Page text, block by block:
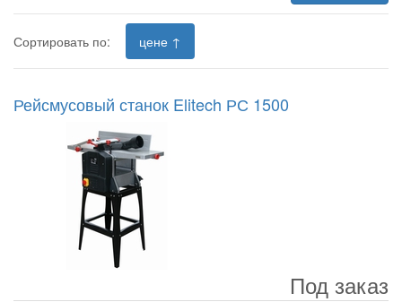
Сортировать по: цене ↑
Рейсмусовый станок Elitech РС 1500
Под заказ